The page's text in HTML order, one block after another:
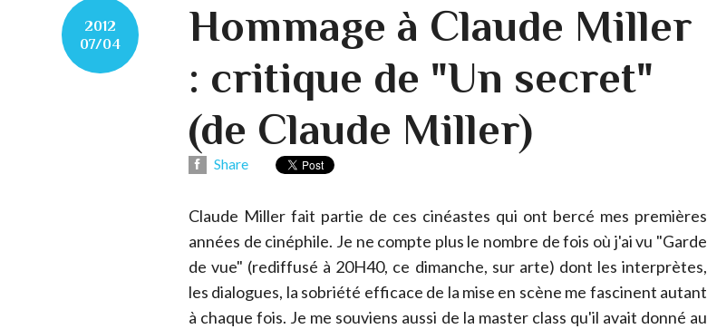
2012
07/04
Hommage à Claude Miller
: critique de "Un secret"
(de Claude Miller)
Share
Claude Miller fait partie de ces cinéastes qui ont bercé mes premières
années de cinéphile. Je ne compte plus le nombre de fois où j'ai vu "Garde
de vue" (rediffusé à 20H40, ce dimanche, sur arte) dont les interprètes,
les dialogues, la sobriété efficace de la mise en scène me fascinent autant
à chaque fois. Je me souviens aussi de la master class qu'il avait donné au